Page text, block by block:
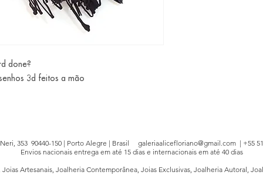
done?
3d feitos a mão
353 90440-150 | Porto Alegre | Brasil galeriaalicefloriano@gmail.com| +55 51
Envios nacionais entrega em até 15 dias e internacionais em até 40 dias
Artesanais, Joalheria Contemporânea, Joias Exclusivas, Joalheria Autoral,